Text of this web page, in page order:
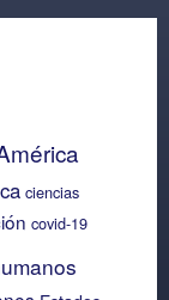
ciencias
covid-19